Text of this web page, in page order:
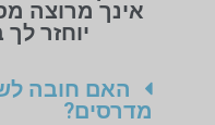
אינך מרוצה
יוחזר
האם חובה
מדרסים?